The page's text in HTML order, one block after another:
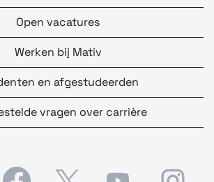
Open vacatures
Werken bij Mativ
en afgestudeerden
vragen over carrière
O O O